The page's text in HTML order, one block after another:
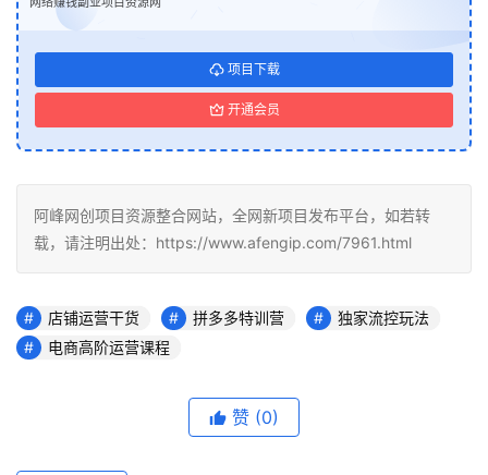
项目下载
开通会员
阿峰网创项目资源整合网站，全网新项目发布平台，如若转
载，请注明出处：https://www.afengip.com/7961.html
店铺运营干货 拼多多特训营
独家流控玩法
电商高阶运营课程
赞 (0)